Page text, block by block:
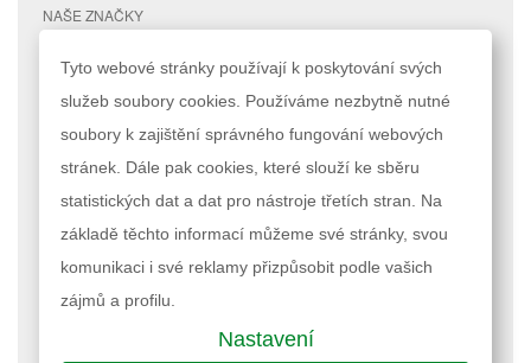
NAŠE ZNAČKY
RYCHLÉ ODKAZY
MAPA STRÁNEK
VYHLEDÁVANÉ TERMÍNY
POKROČILÉ VYHLEDÁVÁNÍ
ÚČET
MŮJ ÚČET
STAV OBJEDNÁVKY
Podle zákona o evidenci tržeb je prodávající povinen vystavit kupujícímu
účtenku. Zároveň je povinen zaevidovat přijatou tržbu u správce daně
Tyto webové stránky používají k poskytování svých
služeb soubory cookies. Používáme nezbytně nutné
soubory k zajištění správného fungování webových
stránek. Dále pak cookies, které slouží ke sběru
statistických dat a dat pro nástroje třetích stran. Na
základě těchto informací můžeme své stránky, svou
komunikaci i své reklamy přizpůsobit podle vašich
zájmů a profilu.
Nastavení